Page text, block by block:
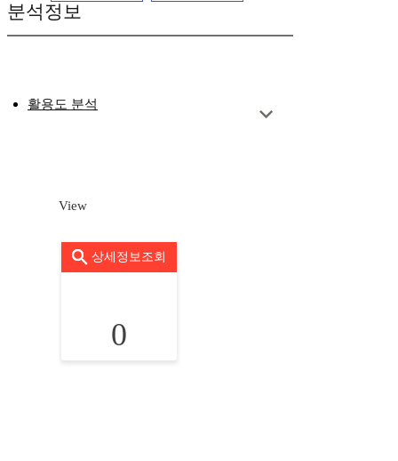
분석정보
활용도 분석
View
상세정보조회
0